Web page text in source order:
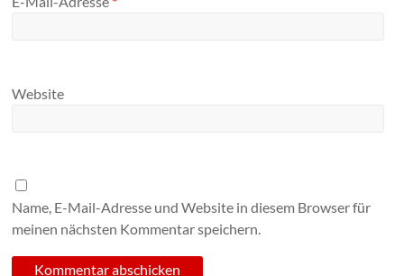
Website
Name, E-Mail-Adresse und Website in diesem Browser für
meinen nächsten Kommentar speichern.